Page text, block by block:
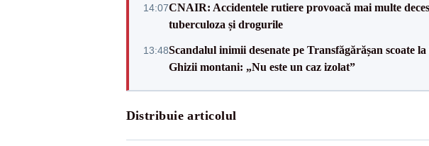
14:07CNAIR: Accidentele rutiere provoacă mai multe
tuberculoza și drogurile
13:48Scandalul inimii desenate pe Transfăgărășan scoate
Ghizii montani: „Nu este un caz izolat”
Distribuie articolul